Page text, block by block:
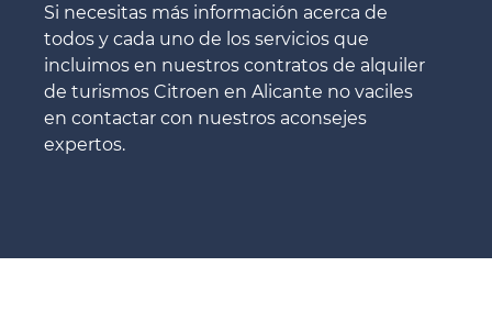
Si necesitas más información acerca de
todos y cada uno de los servicios que
incluimos en nuestros contratos de alquiler
de turismos Citroen en Alicante no vaciles
en contactar con nuestros aconsejes
expertos.